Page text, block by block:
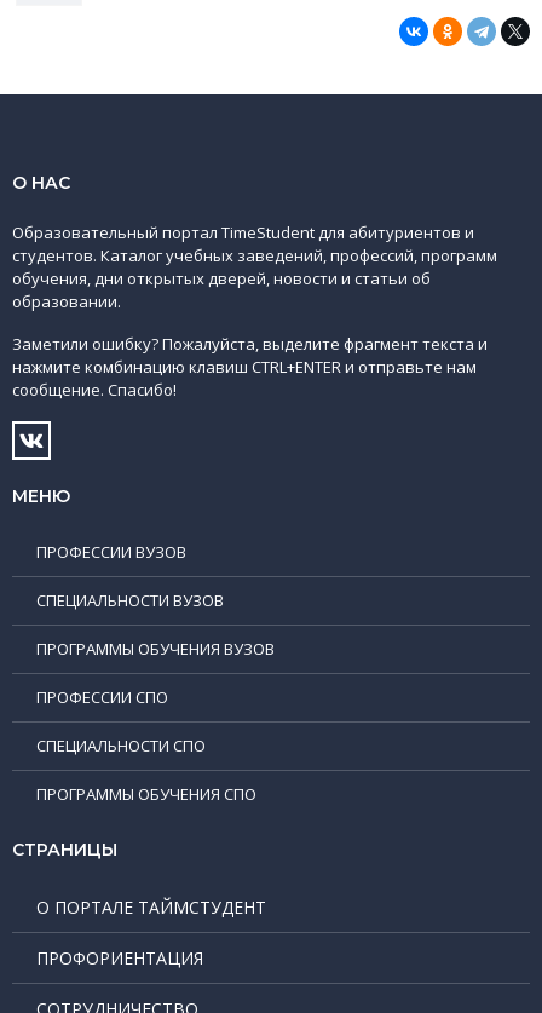
О НАС
Образовательный портал TimeStudent для абитуриентов и
студентов. Каталог учебных заведений, профессий, программ
обучения, дни открытых дверей, новости и статьи об
образовании.
Заметили ошибку? Пожалуйста, выделите фрагмент текста и
нажмите комбинацию клавиш CTRL+ENTER и отправьте нам
сообщение. Спасибо!
МЕНЮ
ПРОФЕССИИ ВУЗОВ
СПЕЦИАЛЬНОСТИ ВУЗОВ
ПРОГРАММЫ ОБУЧЕНИЯ ВУЗОВ
ПРОФЕССИИ СПО
СПЕЦИАЛЬНОСТИ СПО
ПРОГРАММЫ ОБУЧЕНИЯ СПО
СТРАНИЦЫ
О ПОРТАЛЕ ТАЙМСТУДЕНТ
ПРОФОРИЕНТАЦИЯ